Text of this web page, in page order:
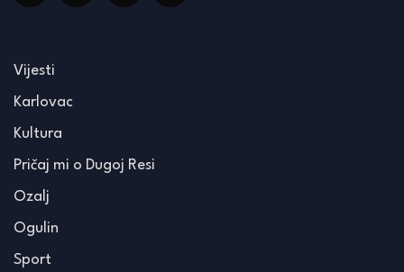
Vijesti
Karlovac
Kultura
Pričaj mi o Dugoj Resi
Ozalj
Ogulin
Sport